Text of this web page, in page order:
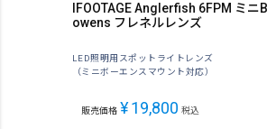
IFOOTAGE Anglerfish 6FPM ミニB
owens フレネルレンズ
LED照明用スポットライトレンズ
（ミニボーエンスマウント対応）
販売価格 ¥19,800 税込